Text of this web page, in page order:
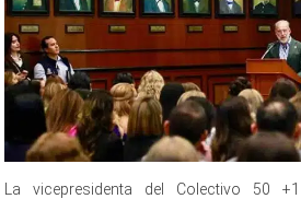
La vicepresidenta del Colectivo 50 +1